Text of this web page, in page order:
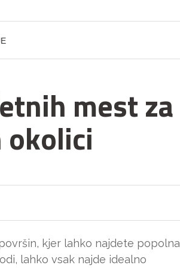
mest za
kjer lahko najdete popolna
lahko vsak najde idealno